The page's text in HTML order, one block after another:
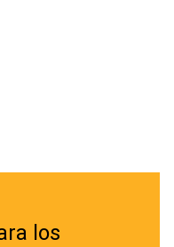
los